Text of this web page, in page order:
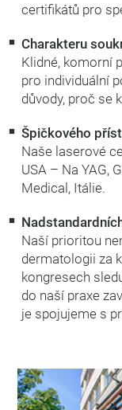
certifikátů pro
Charakteru
Klidné, komorní
pro individuální
důvody, proč se
Špičkového
Naše laserové
USA – Na YAG,
Medical, Itálie.
Naší prioritou
dermatologii za
kongresech
do naší praxe
je spojujeme s